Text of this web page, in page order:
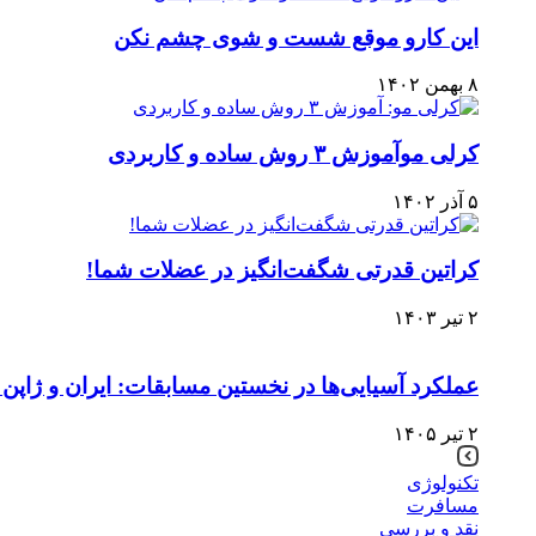
این کارو موقع شست و شوی چشم نکن
۸ بهمن ۱۴۰۲
کرلی موآموزش ۳ روش ساده و کاربردی
۵ آذر ۱۴۰۲
کراتین قدرتی شگفت‌انگیز در عضلات شما!
۲ تیر ۱۴۰۳
عملکرد آسیایی‌ها در نخستین مسابقات: ایران و
۲ تیر ۱۴۰۵
تکنولوژی
مسافرت
نقد و بررسی